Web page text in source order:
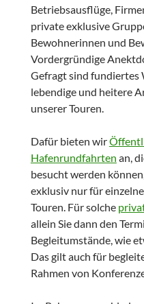
Betriebsausflüge,
private exklusive
Bewohnerinnen und
Vordergründige
Gefragt sind fundiertes
lebendige und heitere
unserer Touren.
Dafür bieten wir
Hafenrundfahrten an,
besucht werden
exklusiv nur für
Touren. Für solche
allein Sie dann den
Begleitumstände, wie
Das gilt auch für
Rahmen von